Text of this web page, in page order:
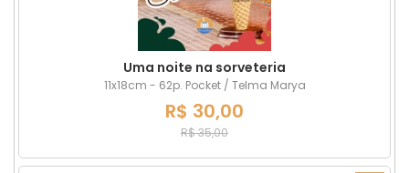
Uma noite na sorveteria
11x18cm - 62p. Pocket / Telma Marya
R$ 30,00
R$ 35,00